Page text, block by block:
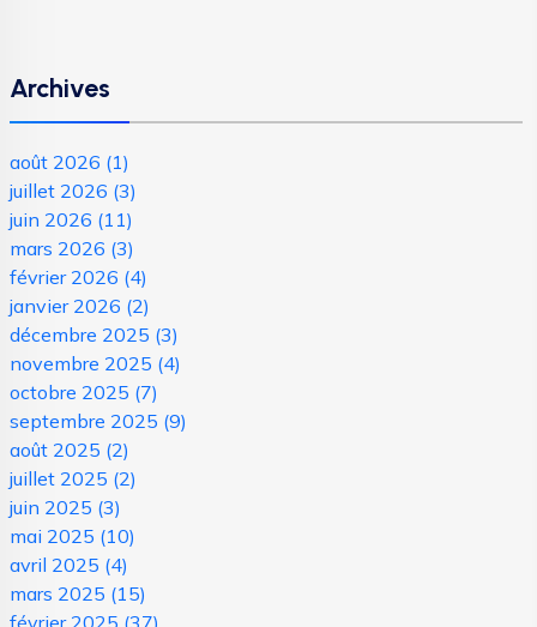
Archives
août 2026 (1)
juillet 2026 (3)
juin 2026 (11)
mars 2026 (3)
février 2026 (4)
janvier 2026 (2)
décembre 2025 (3)
novembre 2025 (4)
octobre 2025 (7)
septembre 2025 (9)
août 2025 (2)
juillet 2025 (2)
juin 2025 (3)
mai 2025 (10)
avril 2025 (4)
mars 2025 (15)
février 2025 (37)